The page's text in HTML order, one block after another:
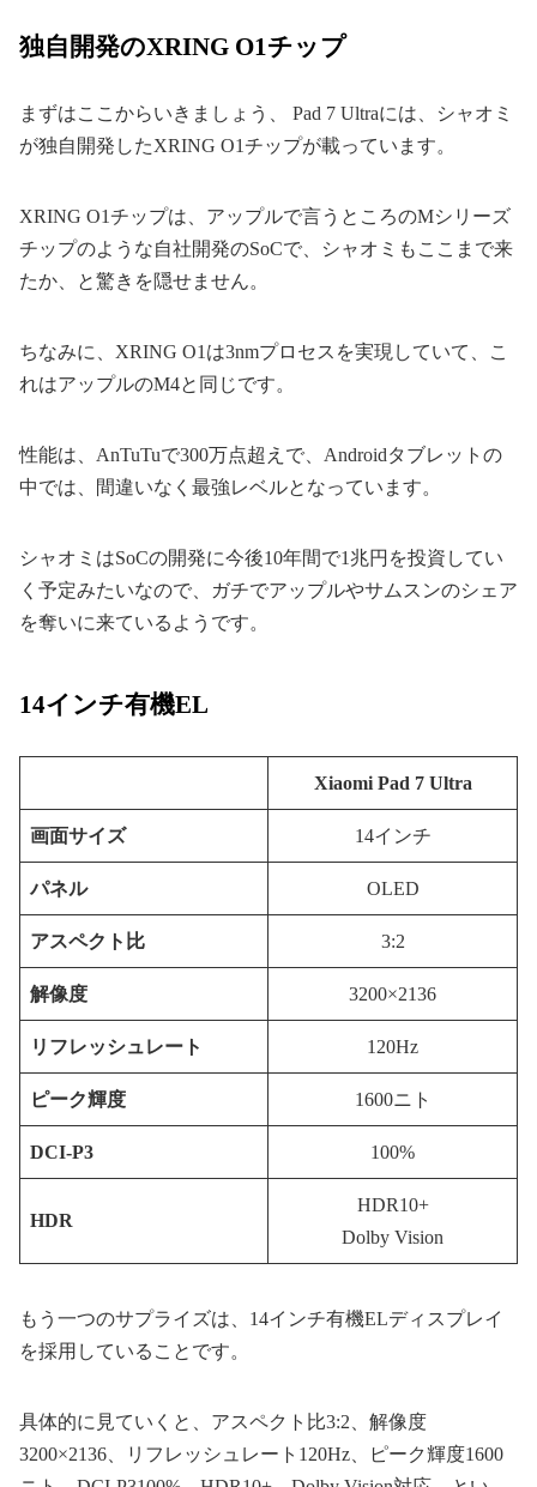
独自開発のXRING O1チップ
まずはここからいきましょう、 Pad 7 Ultraには、シャオミ
が独自開発したXRING O1チップが載っています。
XRING O1チップは、アップルで言うところのMシリーズ
チップのような自社開発のSoCで、シャオミもここまで来
たか、と驚きを隠せません。
ちなみに、XRING O1は3nmプロセスを実現していて、こ
れはアップルのM4と同じです。
性能は、AnTuTuで300万点超えで、Androidタブレットの
中では、間違いなく最強レベルとなっています。
シャオミはSoCの開発に今後10年間で1兆円を投資してい
く予定みたいなので、ガチでアップルやサムスンのシェア
を奪いに来ているようです。
14インチ有機EL
Xiaomi Pad 7 Ultra
画面サイズ 14インチ
パネル OLED
アスペクト比 3:2
解像度 3200×2136
リフレッシュレート 120Hz
ピーク輝度 1600ニト
DCI-P3 100%
HDR
HDR10+
Dolby Vision
もう一つのサプライズは、14インチ有機ELディスプレイ
を採用していることです。
具体的に見ていくと、アスペクト比3:2、解像度
3200×2136、リフレッシュレート120Hz、ピーク輝度1600